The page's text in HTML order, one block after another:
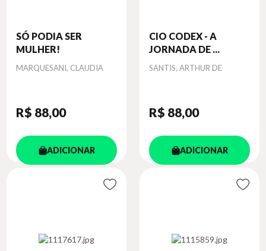
SÓ PODIA SER
MULHER!
Autor
MARQUESANI, CLAUDIA
R$ 88,00
ADICIONAR
CIO CODEX - A
JORNADA DE ...
Autor
SANTIS, ARTHUR DE
R$ 88,00
ADICIONAR